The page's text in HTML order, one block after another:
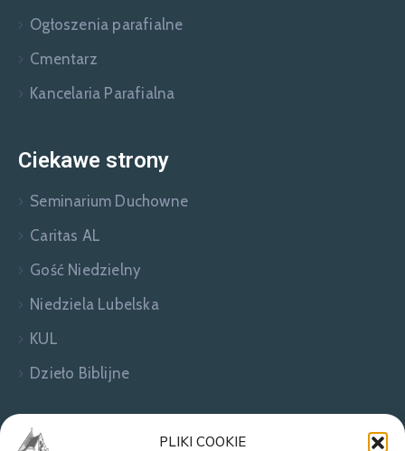
PLIKI COOKIE
Ogłoszenia parafialne
Cmentarz
Kancelaria Parafialna
Ciekawe strony
Seminarium Duchowne
Caritas AL
Gość Niedzielny
Niedziela Lubelska
KUL
Dzieło Biblijne
Zapraszamy do kontaktu!